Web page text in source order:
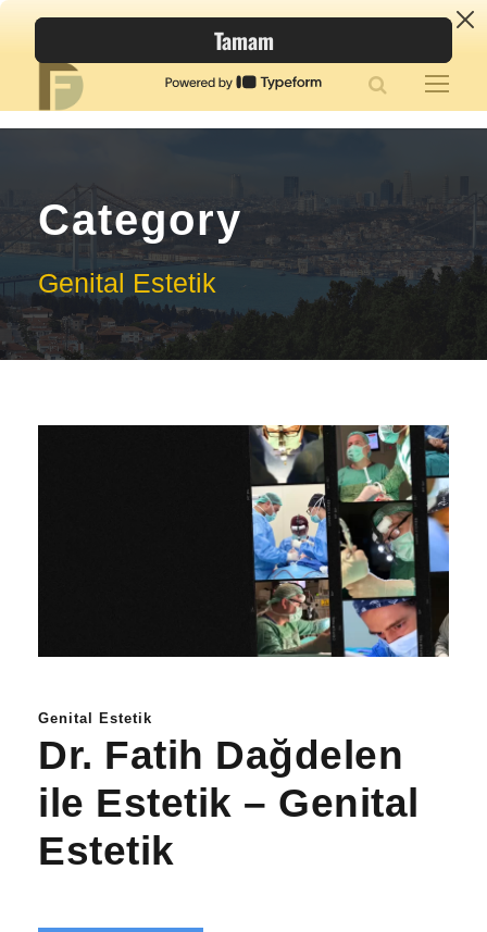
Category
Genital Estetik
Genital Estetik
Dr. Fatih Dağdelen
ile Estetik – Genital
Estetik